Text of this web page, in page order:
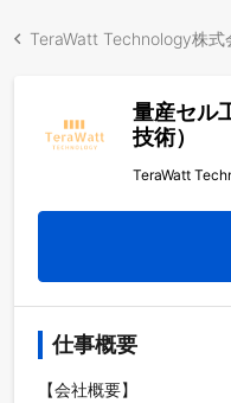
TeraWatt Technology株式
量産セル
技術）
TeraWatt
仕事概要
【会社概要】